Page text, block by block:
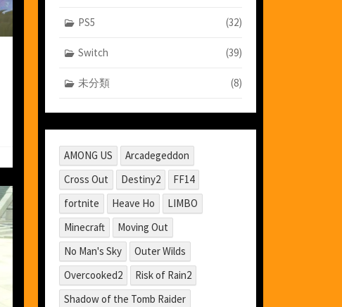
PS5 (32)
Switch (39)
未分類 (8)
AMONG US
Arcadegeddon
Cross Out
Destiny2
FF14
fortnite
Heave Ho
LIMBO
Minecraft
Moving Out
No Man's Sky
Outer Wilds
Overcooked2
Risk of Rain2
Shadow of the Tomb Raider